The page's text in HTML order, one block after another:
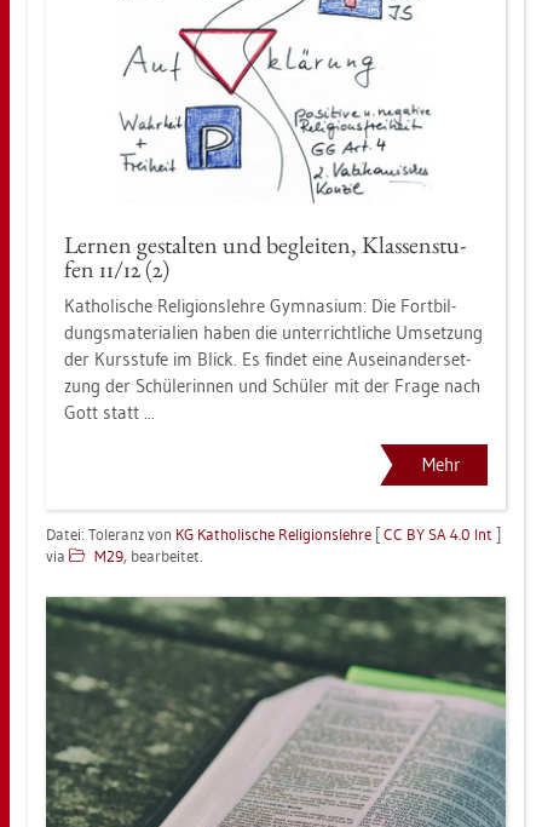
Ler­nen ge­stal­ten und be­glei­ten, Klas­sen­stu­
fen 11/12 (2)
Ka­tho­li­sche Re­li­gi­ons­leh­re Gym­na­si­um: Die Fort­bil­
dungs­ma­te­ria­li­en haben die un­ter­richt­li­che Um­set­zung
der Kurs­stu­fe im Blick. Es fin­det eine Aus­ein­an­der­set­
zung der Schü­le­rin­nen und Schü­ler mit der Frage nach
Gott statt ...
Mehr
Datei: To­le­ranz von KG Ka­tho­li­sche Re­li­gi­ons­leh­re [CC BY SA 4.0 Int ]
via
M29, be­ar­bei­tet.